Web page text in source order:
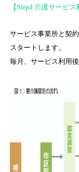
【Step4.介護サービス
サービス事業所と契
スタートします。
毎月、サービス利用